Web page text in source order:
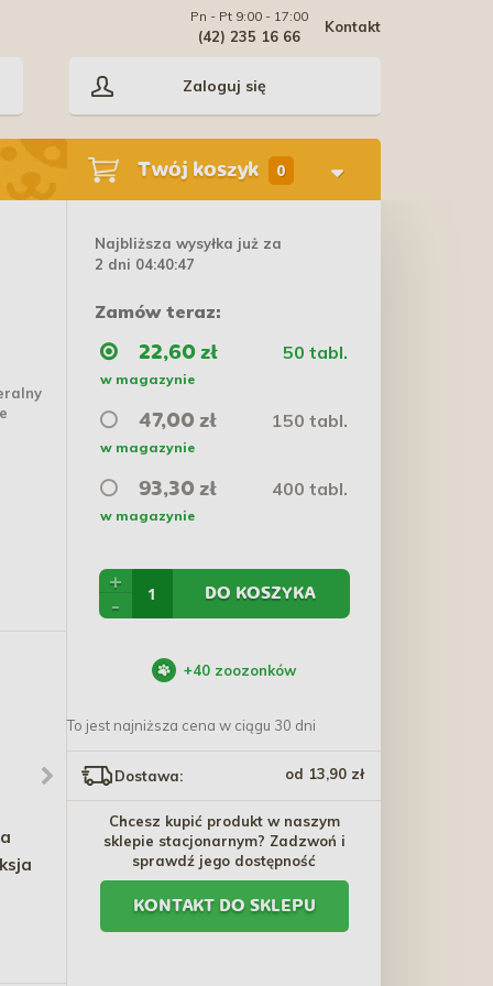
Kontakt
Pn - Pt 9:00 - 17:00
(42) 235 16 66
Zaloguj się
Twój koszyk 0
MIAMOR Feine Filets w
galaretce saszetka -
TETRA Goldfish Gold
Najbliższa wysyłka już za
2 dni 04:40:46
Zamów teraz:
22,60 zł 50 tabl.
w magazynie
47,00 zł 150 tabl.
w magazynie
93,30 zł 400 tabl.
w magazynie
+
-
DO KOSZYKA
+40 zoozonków
To jest najniższa cena w ciągu 30 dni
Dostawa: od 13,90 zł
Chcesz kupić produkt w naszym
sklepie stacjonarnym? Zadzwoń i
sprawdź jego dostępność
KONTAKT DO SKLEPU